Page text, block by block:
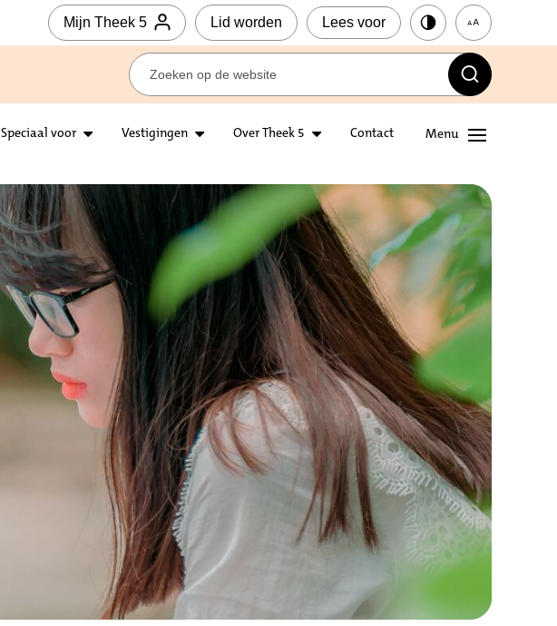
Mijn Theek 5 Lid worden Lees voor
Speciaal voor Vestigingen Over Theek 5 Contact